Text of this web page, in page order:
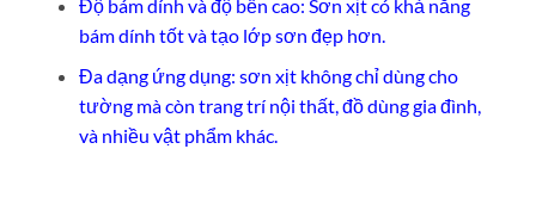
Độ bám dính và độ bền cao: Sơn xịt có khả năng
bám dính tốt và tạo lớp sơn đẹp hơn.
Đa dạng ứng dụng: sơn xịt không chỉ dùng cho
tường mà còn trang trí nội thất, đồ dùng gia đình,
và nhiều vật phẩm khác.